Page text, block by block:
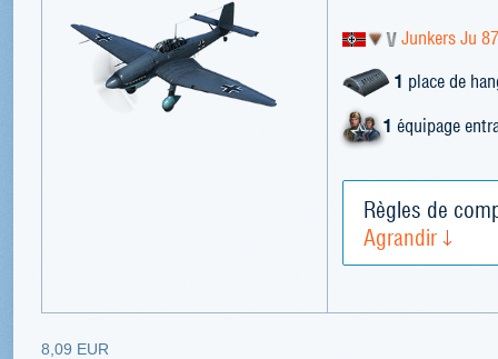
Junkers Ju
1 place de
1 équipage
Règles de
Agrandir
8,09 EUR